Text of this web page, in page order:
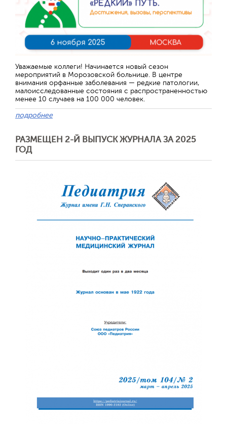
Уважаемые коллеги! Начинается новый сезон
мероприятий в Морозовской больнице. В центре
внимания орфанные заболевания — редкие патологии,
малоисследованные состояния с распространенностью
менее 10 случаев на 100 000 человек.
подробнее
РАЗМЕЩЕН 2-Й ВЫПУСК ЖУРНАЛА ЗА 2025
ГОД